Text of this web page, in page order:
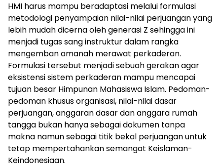
HMI harus mampu beradaptasi melalui formulasi
metodologi penyampaian nilai-nilai perjuangan yang
lebih mudah dicerna oleh generasi Z sehingga ini
menjadi tugas sang instruktur dalam rangka
mengemban amanah merawat perkaderan.
Formulasi tersebut menjadi sebuah gerakan agar
eksistensi sistem perkaderan mampu mencapai
tujuan besar Himpunan Mahasiswa Islam. Pedoman-
pedoman khusus organisasi, nilai-nilai dasar
perjuangan, anggaran dasar dan anggara rumah
tangga bukan hanya sebagai dokumen tanpa
makna namun sebagai titik bekal perjuangan untuk
tetap mempertahankan semangat Keislaman-
Keindonesiaan.